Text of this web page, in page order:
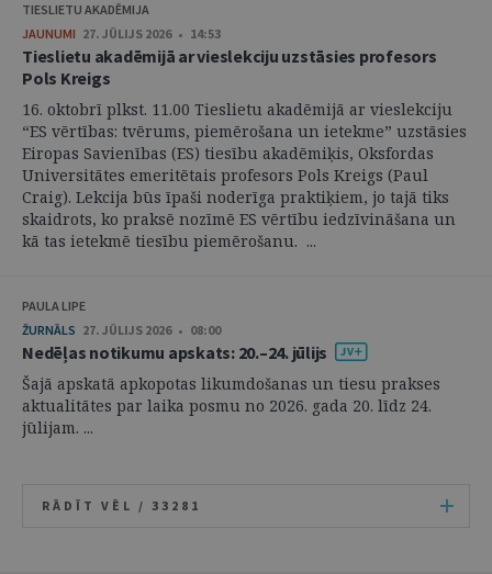
TIESLIETU AKADĒMIJA
JAUNUMI 27. JŪLIJS 2026 • 14:53
Tieslietu akadēmijā ar vieslekciju uzstāsies profesors
Pols Kreigs
16. oktobrī plkst. 11.00 Tieslietu akadēmijā ar vieslekciju
“ES vērtības: tvērums, piemērošana un ietekme” uzstāsies
Eiropas Savienības (ES) tiesību akadēmiķis, Oksfordas
Universitātes emeritētais profesors Pols Kreigs (Paul
Craig). Lekcija būs īpaši noderīga praktiķiem, jo tajā tiks
skaidrots, ko praksē nozīmē ES vērtību iedzīvināšana un
kā tas ietekmē tiesību piemērošanu. ...
PAULA LIPE
ŽURNĀLS 27. JŪLIJS 2026 • 08:00
Nedēļas notikumu apskats: 20.–24. jūlijs
Šajā apskatā apkopotas likumdošanas un tiesu prakses
aktualitātes par laika posmu no 2026. gada 20. līdz 24.
jūlijam. ...
RĀDĪT VĒL / 33281